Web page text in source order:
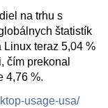
na trhu s
štatistík
teraz 5,04 %
čím prekonal
4,76 %.
usage-usa/